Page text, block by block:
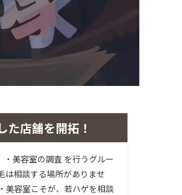
た店舗を開拓！
美容室の調査 を行うグルー
は相談する場所がありませ
美容室こそが、若ハゲを相談